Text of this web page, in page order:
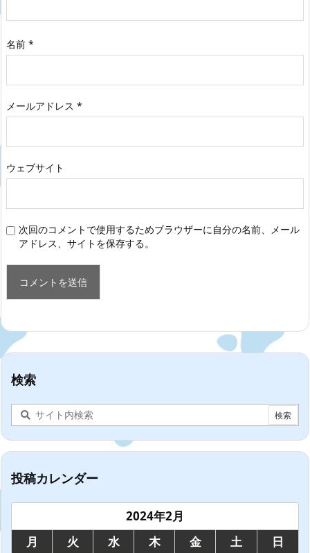
名前 *
メールアドレス *
ウェブサイト
次回のコメントで使用するためブラウザーに自分の名前、メール
アドレス、サイトを保存する。
検索
投稿カレンダー
2024年2月
月
火 水 木 金 土
日